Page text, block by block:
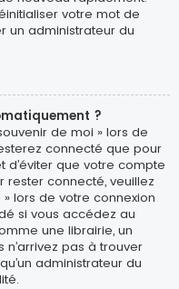
votre mot de
un administrateur du
?
de moi » lors de
connecté que pour
que votre compte
rester connecté, veuillez
lors de votre connexion
si vous accédez au
une librairie, un
n’arrivez pas à trouver
administrateur du